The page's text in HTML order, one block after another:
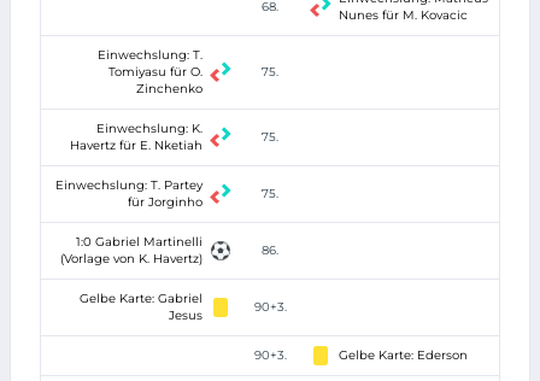
68.
Nunes für M. Kovacic
Einwechslung: T.
Tomiyasu für O.
Zinchenko
75.
Einwechslung: K.
Havertz für E. Nketiah
75.
Einwechslung: T. Partey
für Jorginho
75.
1:0 Gabriel Martinelli
(Vorlage von K. Havertz)
86.
Gelbe Karte: Gabriel
Jesus
90+3.
90+3. Gelbe Karte: Ederson